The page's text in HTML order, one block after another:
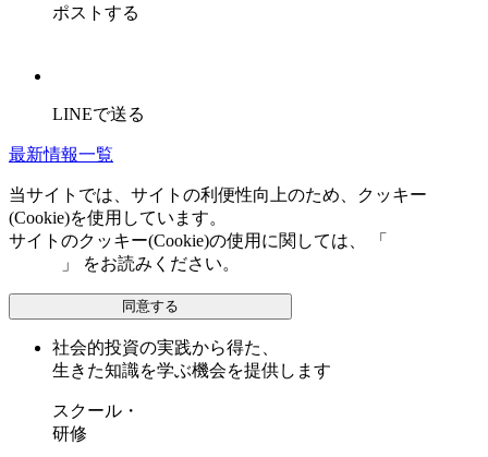
ポストする
LINEで送る
最新情報一覧
当サイトでは、サイトの利便性向上のため、クッキー
(Cookie)を使用しています。
サイトのクッキー(Cookie)の使用に関しては、 「
」 をお読みください。
同意する
社会的投資の実践から得た、
生きた知識を学ぶ機会を提供します
スクール・
研修